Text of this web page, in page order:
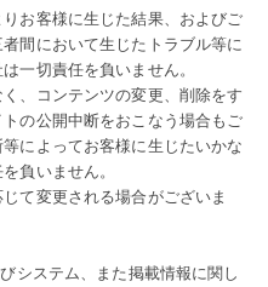
お客様に生じた結果、およびご
間において生じたトラブル等に
一切責任を負いません。
、コンテンツの変更、削除をす
の公開中断をおこなう場合もご
によってお客様に生じたいかな
負いません。
て変更される場合がございま
システム、また掲載情報に関し